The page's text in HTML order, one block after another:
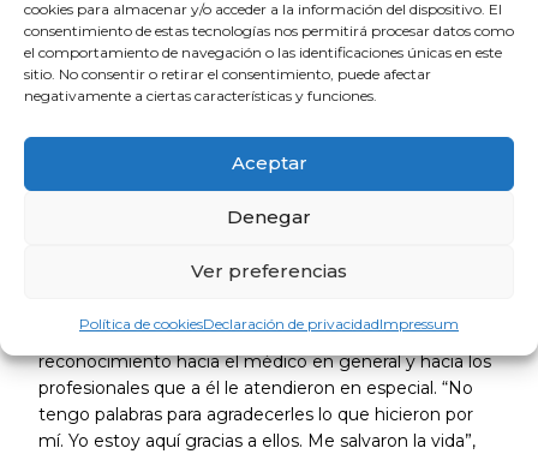
cookies para almacenar y/o acceder a la información del dispositivo. El
consentimiento de estas tecnologías nos permitirá procesar datos como
el comportamiento de navegación o las identificaciones únicas en este
sitio. No consentir o retirar el consentimiento, puede afectar
negativamente a ciertas características y funciones.
Aceptar
Denegar
Ver preferencias
Política de cookiesDeclaración de privacidadImpressum
complejidad de la atención sanitaria en situaciones
extremas y el papel fundamental de los equipos
médicos en la supervivencia y rehabilitación de los
pacientes. “Estuve un mes en coma y tres meses en el
primeros momentos. Sí sabe que tuvo una gran
enorme trabajo, gracias al cual he podido recuperar mi
una vida completamente normal”. De ahí, su
reconocimiento hacia el médico en general y hacia los
profesionales que a él le atendieron en especial. “No
tengo palabras para agradecerles lo que hicieron por
mí. Yo estoy aquí gracias a ellos. Me salvaron la vida”,